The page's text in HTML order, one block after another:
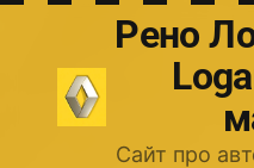
Перейти
Рено
Сайт про